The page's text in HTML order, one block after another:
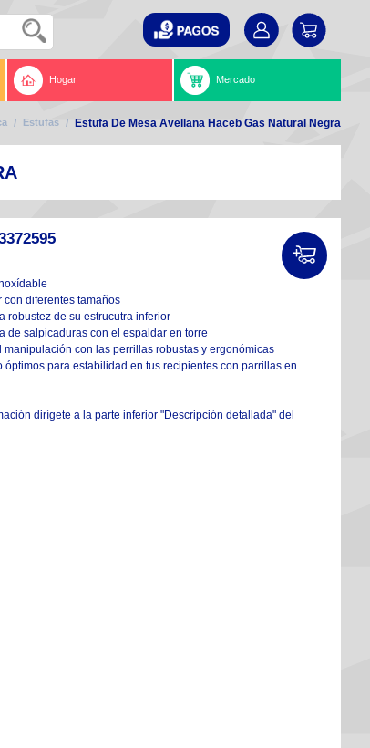
Hogar Mercado
/ Estufas / Estufa De Mesa Avellana Haceb Gas Natural Negra
con diferentes tamaños
robustez de su estrucutra inferior
de salpicaduras con el espaldar en torre
manipulación con las perrillas robustas y ergonómicas
óptimos para estabilidad en tus recipientes con parrillas en
dirígete a la parte inferior "Descripción detallada" del